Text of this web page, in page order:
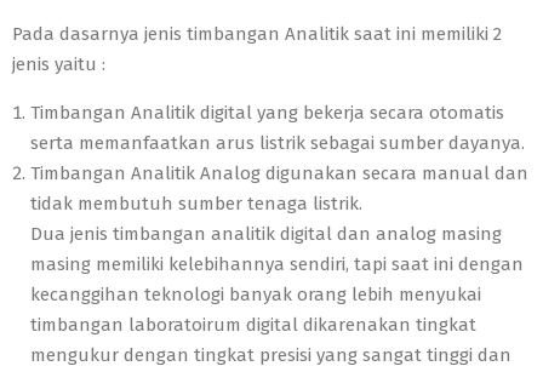
Pada dasarnya jenis timbangan Analitik saat ini memiliki 2
jenis yaitu :
Timbangan Analitik digital yang bekerja secara otomatis
serta memanfaatkan arus listrik sebagai sumber dayanya.
Timbangan Analitik Analog digunakan secara manual dan
tidak membutuh sumber tenaga listrik.
Dua jenis timbangan analitik digital dan analog masing
masing memiliki kelebihannya sendiri, tapi saat ini dengan
kecanggihan teknologi banyak orang lebih menyukai
timbangan laboratoirum digital dikarenakan tingkat
mengukur dengan tingkat presisi yang sangat tinggi dan